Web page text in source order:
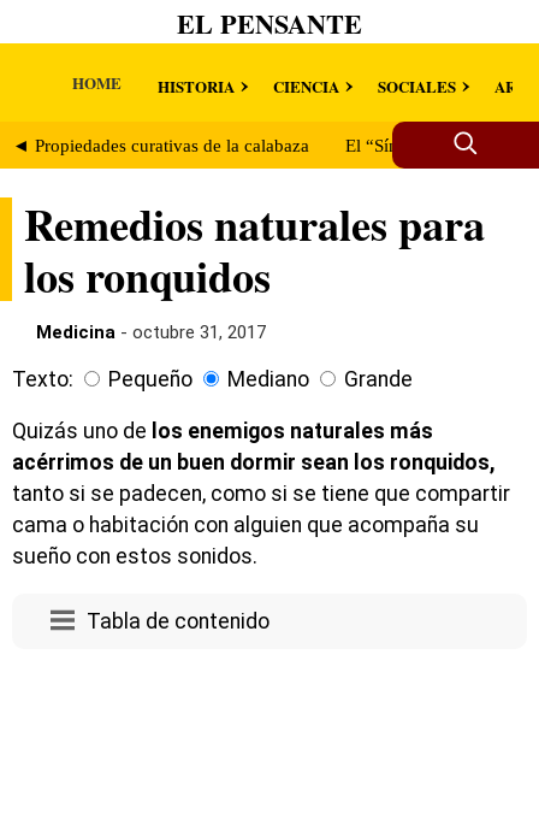
EL PENSANTE
HOME HISTORIA CIENCIA SOCIALES
◄ Propiedades curativas de la calabaza El “Síndrome X”: la
Remedios naturales para
los ronquidos
Medicina - octubre 31, 2017
Texto: Pequeño Mediano Grande
Quizás uno de los enemigos naturales más
acérrimos de un buen dormir sean los ronquidos,
tanto si se padecen, como si se tiene que compartir
cama o habitación con alguien que acompaña su
sueño con estos sonidos.
Tabla de contenido